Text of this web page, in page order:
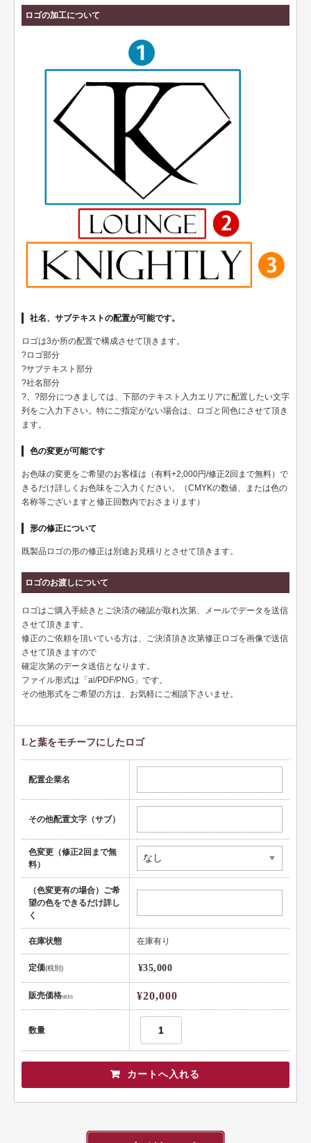
データ加工オプション
リフォーム
スポーツ
教育
ＩＴ
不動産
美容・サロン
ショップ
イラスト系
頭文字
用紙紹介
配送・納期
ロゴの加工について
社名、サブテキストの配置が可能です。
ロゴは3か所の配置で構成させて頂きます。
?ロゴ部分
?サブテキスト部分
?社名部分
?、?部分につきましては、下部のテキスト入力エリアに配置したい文字
列をご入力下さい。特にご指定がない場合は、ロゴと同色にさせて頂き
ます。
色の変更が可能です
お色味の変更をご希望のお客様は（有料+2,000円/修正2回まで無料）で
きるだけ詳しくお色味をご入力ください。（CMYKの数値、または色の
名称等ございますと修正回数内でおさまります）
形の修正について
既製品ロゴの形の修正は別途お見積りとさせて頂きます。
ロゴのお渡しについて
ロゴはご購入手続きとご決済の確認が取れ次第、メールでデータを送信
させて頂きます。
修正のご依頼を頂いている方は、ご決済頂き次第修正ロゴを画像で送信
させて頂きますので
確定次第のデータ送信となります。
ファイル形式は「ai/PDF/PNG」です。
その他形式をご希望の方は、お気軽にご相談下さいませ。
Lと葉をモチーフにしたロゴ
配置企業名
その他配置文字（サブ）
色変更（修正2回まで無
料）
（色変更有の場合）ご希
望の色をできるだけ詳し
く
在庫状態 在庫有り
定価(税別) ¥35,000
販売価格(税別) ¥20,000
数量